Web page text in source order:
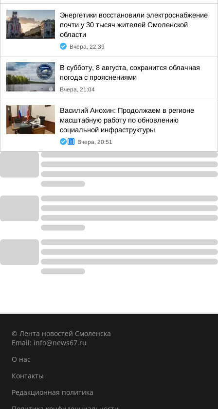
Энергетики восстановили электроснабжение
почти у 30 тысяч жителей Смоленской
области
Вчера, 22:39
В субботу, 8 августа, сохранится облачная
погода с прояснениями
Вчера, 21:04
Василий Анохин: Продолжаем в регионе
масштабную работу по обновлению
социальной инфраструктуры
Вчера, 20:51
© Лента новостей Смоленска
Email: info@news67.ru
О нас
Контакты
Редакционная политика